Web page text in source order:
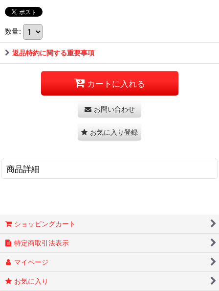
数量:
返品特約に関する重要事項
カートに入れる
お問い合わせ
お気に入り登録
商品詳細
ショッピングカート
特定商取引法表示
マイページ
お気に入り